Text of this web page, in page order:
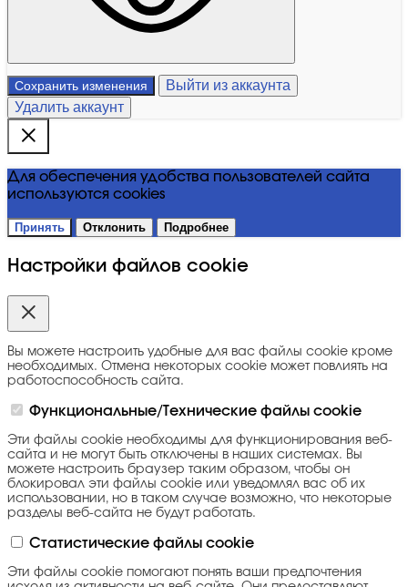
Сохранить изменения
Выйти из аккаунта
Удалить аккаунт
Для обеспечения удобства пользователей сайта
используются cookies
Принять Отклонить Подробнее
Настройки файлов cookie
Вы можете настроить удобные для вас файлы cookie кроме
необходимых. Отмена некоторых cookie может повлиять на
работоспособность сайта.
Функциональные/Технические файлы cookie
Эти файлы cookie необходимы для функционирования веб-
сайта и не могут быть отключены в наших системах. Вы
можете настроить браузер таким образом, чтобы он
блокировал эти файлы cookie или уведомлял вас об их
использовании, но в таком случае возможно, что некоторые
разделы веб-сайта не будут работать.
Статистические файлы cookie
Эти файлы cookie помогают понять ваши предпочтения